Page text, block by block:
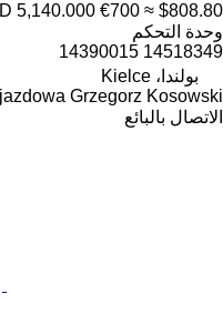
5,140.000 €700 ≈ $808.80
وحدة التحكم
14518349 14390015
بولندا، Kielce
Grzegorz Kosowski
الاتصال بالبائع